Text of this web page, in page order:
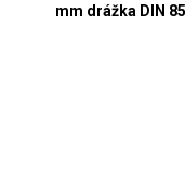
mm drážka DIN